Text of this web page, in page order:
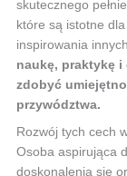
skutecznego
które są istotne
inspirowania
naukę, praktykę
zdobyć
przywództwa.
Rozwój tych cech
Osoba aspirująca
doskonalenia się